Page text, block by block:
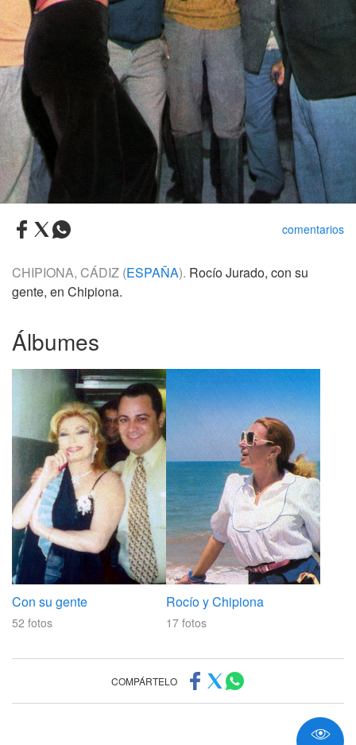
comentarios
CHIPIONA, CÁDIZ (ESPAÑA). Rocío Jurado, con su
gente, en Chipiona.
Álbumes
Con su gente
52 fotos
Rocío y Chipiona
17 fotos
COMPÁRTELO